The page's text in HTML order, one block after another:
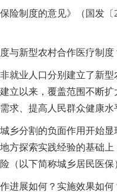
险制度的意见》（国发
与新型农村合作医疗制
业人口分别建立了新型
立以来，覆盖范围不断
求、提高人民群众健康
分割的负面作用开始显
方探索实践经验的基础
（以下简称城乡居民医
进展如何？实施效果如